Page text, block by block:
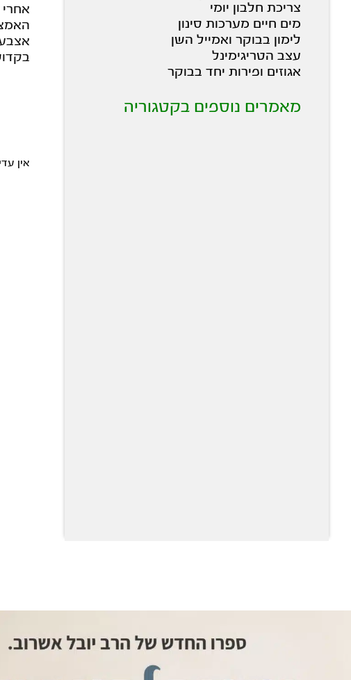
צריכת חלבון יומי
מים חיים מערכות סינון
לימון בבוקר ואמייל השן
עצב הטריגימינל
אגוזים ופירות יחד בבוקר
מאמרים נוספים בקטגוריה
אין